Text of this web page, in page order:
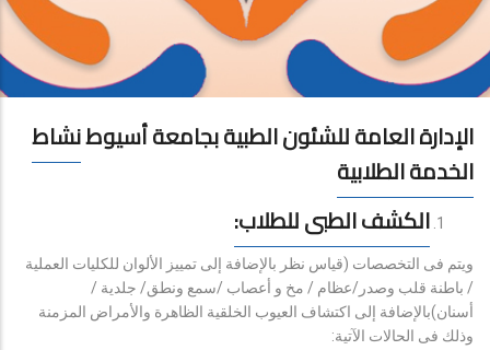
الإدارة العامة للشئون الطبية بجامعة أسيوطنشاط
الخدمة الطلابية
الكشف الطبى للطلاب:
ويتم فى التخصصات (قياس نظر بالإضافة إلى تمييز الألوان للكليات العملية
/ باطنة قلب وصدر/عظام / مخ و أعصاب /سمع ونطق/ جلدية /
أسنان)بالإضافة إلى اكتشاف العيوب الخلقية الظاهرة والأمراض المزمنة
وذلك فى الحالات الآتية: